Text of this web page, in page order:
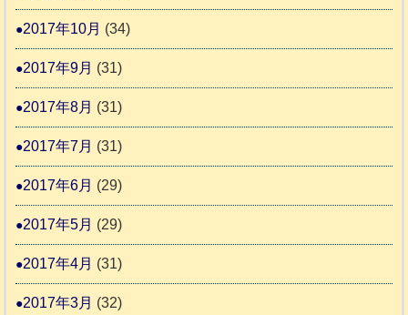
2017年10月 (34)
2017年9月 (31)
2017年8月 (31)
2017年7月 (31)
2017年6月 (29)
2017年5月 (29)
2017年4月 (31)
2017年3月 (32)